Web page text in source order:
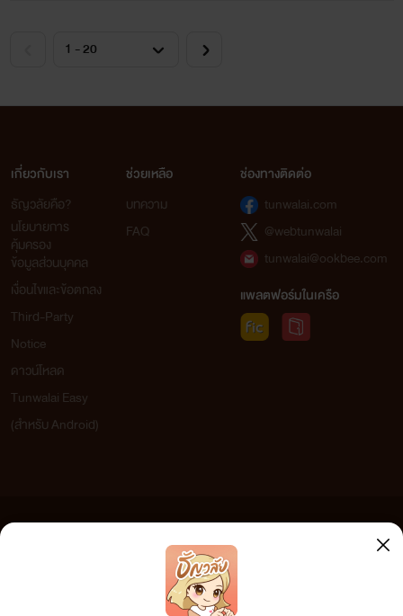
เกี่ยวกับเรา
ธัญวลัยคือ?
นโยบายการ
คุ้มครอง
ข้อมูลส่วนบุคคล
เงื่อนไขและข้อตกลง
Third-Party
Notice
ดาวน์โหลด
Tunwalai Easy
(สำหรับ Android)
ช่วยเหลือ
บทความ
FAQ
ช่องทางติดต่อ
tunwalai.com
@webtunwalai
tunwalai@ookbee.com
แพลตฟอร์มในเครือ
เว็บไซต์แห่งนี้ไม่ได้เห็นด้วยและไม่ขอรับผิดชอบต่อข้อความใดๆ ทั้งสิ้น ดังนั้นผู้อ่านทุกท่านโปรดใช้
วิจารณญาณในการกลั่นกรองด้วยตนเอง และหากท่านพบข้อความใดๆ ที่ขัดต่อกฎหมายและศีลธรรม
กรุณาแจ้งมาที่ tunwalai@ookbee.com เพื่อทีมงานจะได้ดำเนินการในทันที ทั้งนี้ ทางเว็บไซต์ขอสงวน
ลิขสิทธิ์ตามพระราชบัญญัติลิขสิทธิ์ (ฉบับเพิ่มเติม) พ.ศ.2558